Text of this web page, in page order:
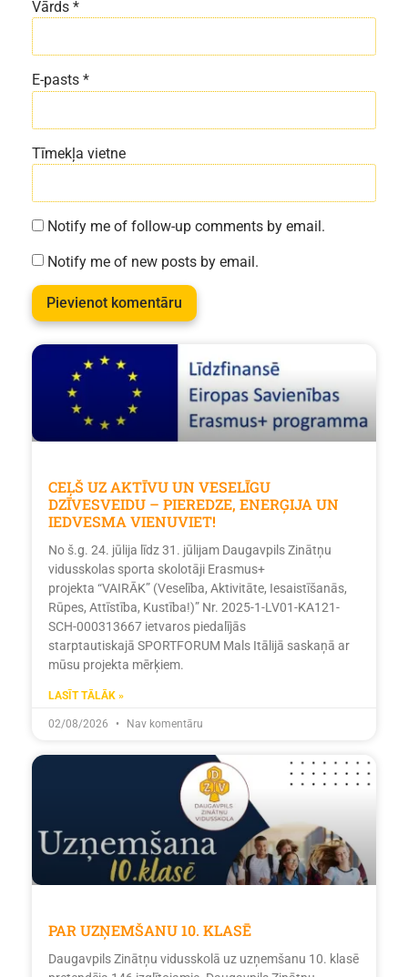
Vārds *
E-pasts *
Tīmekļa vietne
Notify me of follow-up comments by email.
Notify me of new posts by email.
CEĻŠ UZ AKTĪVU UN VESELĪGU
DZĪVESVEIDU – PIEREDZE, ENERĢIJA UN
IEDVESMA VIENUVIET!
No š.g. 24. jūlija līdz 31. jūlijam Daugavpils Zinātņu
vidusskolas sporta skolotāji Erasmus+
projekta “VAIRĀK” (Veselība, Aktivitāte, Iesaistīšanās,
Rūpes, Attīstība, Kustība!)” Nr. 2025-1-LV01-KA121-
SCH-000313667 ietvaros piedalījās
starptautiskajā SPORTFORUM Mals Itālijā saskaņā ar
mūsu projekta mērķiem.
LASĪT TĀLĀK »
02/08/2026 Nav komentāru
PAR UZŅEMŠANU 10. KLASĒ
Daugavpils Zinātņu vidusskolā uz uzņemšanu 10. klasē